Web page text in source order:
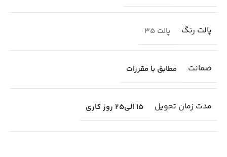
پالت رنگ پالت 35
ضمانت مطابق با مقررات
مدت زمان تحویل 15 الی25 روز کاری